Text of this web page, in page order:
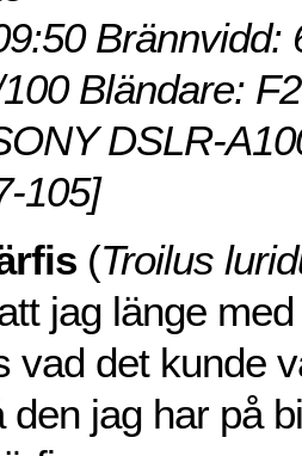
Brännvidd:
Bländare:
DSLR-
105]
(Troilus
jag länge
vad det kunde
den jag har på